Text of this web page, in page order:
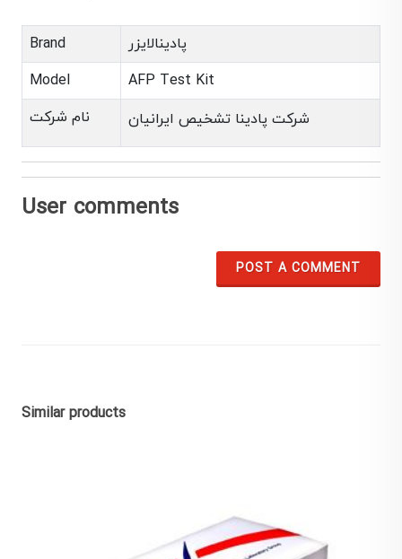
Brand
پادینالایزر
Model
AFP Test Kit
نام شرکت
شرکت پادینا تشخیص ایرانیان
User comments
POST A COMMENT
Similar products